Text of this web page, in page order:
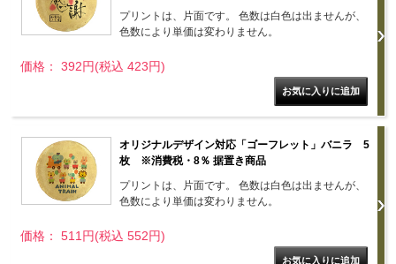
プリントは、片面です。 色数は白色は出ませんが、
色数により単価は変わりません。
価格： 392円(税込 423円)
オリジナルデザイン対応「ゴーフレット」バニラ 5
枚 ※消費税・8％ 据置き商品
プリントは、片面です。 色数は白色は出ませんが、
色数により単価は変わりません。
価格： 511円(税込 552円)